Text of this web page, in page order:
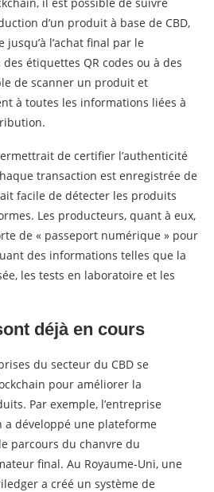
d’un produit à base de CBD,
l’achat final par le
étiquettes QR codes ou à des
de scanner un produit et
à toutes les informations liées à
de certifier l’authenticité
transaction est enregistrée de
facile de détecter les produits
Les producteurs, quant à eux,
de « passeport numérique » pour
des informations telles que la
les tests en laboratoire et les
déjà en cours
du secteur du CBD se
pour améliorer la
Par exemple, l’entreprise
a développé une plateforme
parcours du chanvre du
final. Au Royaume-Uni, une
a créé un système de